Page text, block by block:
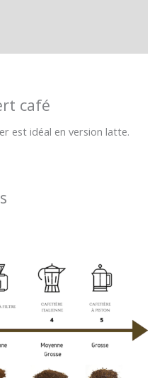
café
est idéal en version latte.